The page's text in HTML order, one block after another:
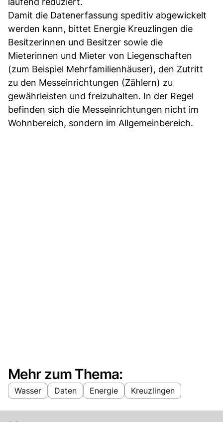
Damit die Datenerfassung speditiv abgewickelt
werden kann, bittet Energie Kreuzlingen die
Besitzerinnen und Besitzer sowie die
Mieterinnen und Mieter von Liegenschaften
(zum Beispiel Mehrfamilienhäuser), den Zutritt
zu den Messeinrichtungen (Zählern) zu
gewährleisten und freizuhalten. In der Regel
befinden sich die Messeinrichtungen nicht im
Wohnbereich, sondern im Allgemeinbereich.
Mehr zum Thema:
Wasser Daten Energie Kreuzlingen